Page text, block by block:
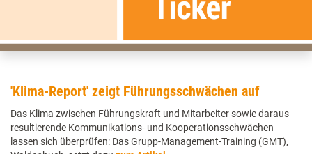
'Klima-Report' zeigt Führungsschwächen auf
Das Klima zwischen Führungskraft und Mitarbeiter sowie daraus
resultierende Kommunikations- und Kooperationsschwächen
lassen sich überprüfen: Das Grupp-Management-Training (GMT),